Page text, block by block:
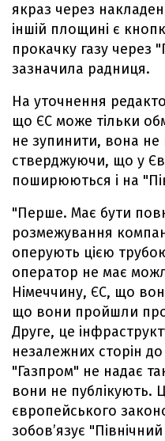
якраз через
іншій площині є
прокачку газу через
зазначила радниця.
На уточнення
що ЄС може тільки
не зупинити, вона не
стверджуючи, що у
поширюються і на
"Перше. Має бути
розмежування
оперують цією
оператор не має
Німеччину, ЄС, що
що вони пройшли
Друге, це
незалежних сторін до
"Газпром" не надає
вони не публікують.
європейського
зобов’язує